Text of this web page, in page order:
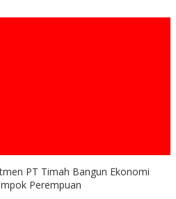
PT Timah Bangun Ekonomi
Perempuan